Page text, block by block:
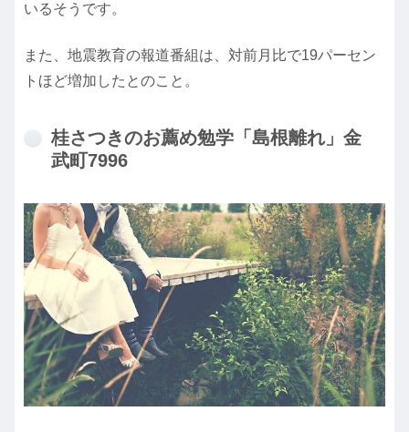
いるそうです。
また、地震教育の報道番組は、対前月比で19パーセン
トほど増加したとのこと。
桂さつきのお薦め勉学「島根離れ」金
武町7996